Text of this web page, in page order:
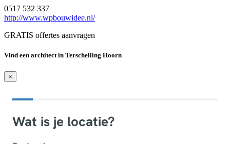
0517 532 337
http://www.wpbouwidee.nl/
GRATIS offertes aanvragen
Vind een architect in Terschelling Hoorn
×